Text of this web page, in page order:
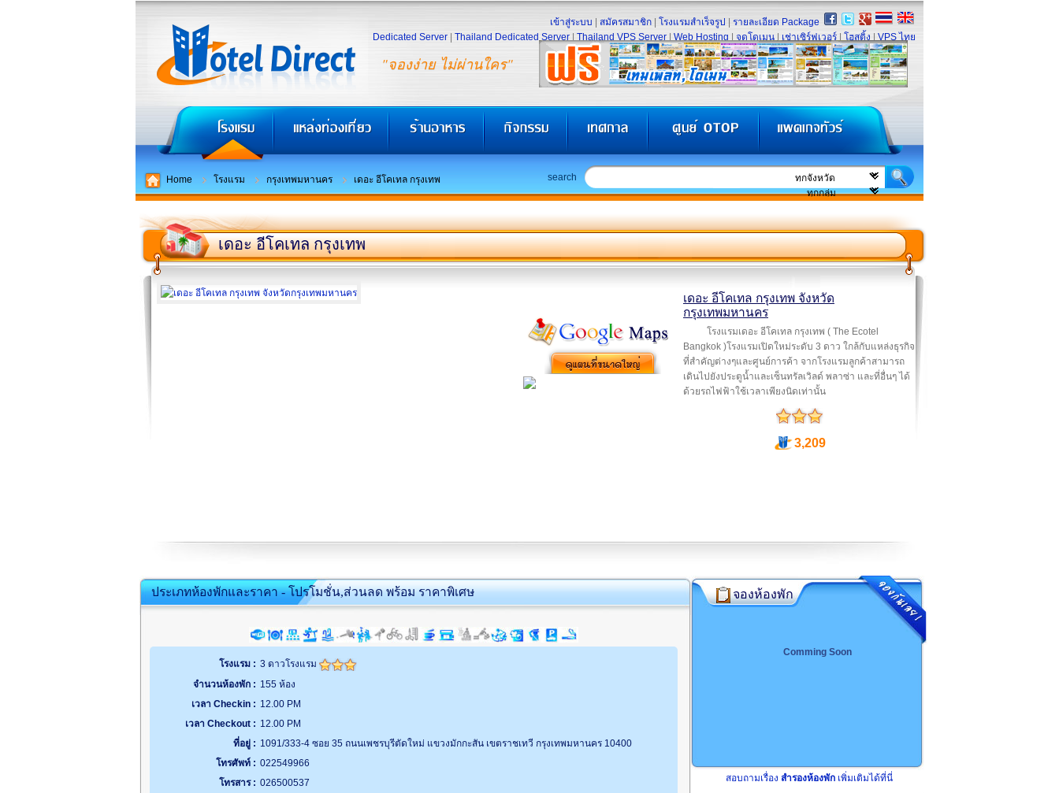
"จองง่าย ไม่ผ่านใคร"
เข้าสู่ระบบ สมัครสมาชิก โรงแรมสำเร็จรูป
รายละเอียด Package
Dedicated Server
Thailand Dedicated Server Thailand VPS Server Web Hosting จดโดเมน เช่าเซิร์ฟเวอร์ โฮสติ้ง VPS ไทย
Home โรงแรม กรุงเทพมหานคร เดอะ อีโคเทล กรุงเทพ search
เดอะ อีโคเทล กรุงเทพ
เดอะ อีโคเทล กรุงเทพ จังหวัด
กรุงเทพมหานคร
โรงแรมเดอะ อีโคเทล กรุงเทพ ( The Ecotel
Bangkok )โรงแรมเปิดใหม่ระดับ 3 ดาว ใกล้กับแหล่งธุรกิจ
ที่สำคัญต่างๆและศูนย์การค้า จากโรงแรมลูกค้าสามารถ
เดินไปยังประตูน้ำและเซ็นทรัลเวิลด์ พลาซ่า และที่อื่นๆ ได้
ด้วยรถไฟฟ้าใช้เวลาเพียงนิดเท่านั้น
3,209
ประเภทห้องพักและราคา - โปรโมชั่น,ส่วนลด พร้อม ราคาพิเศษ
โรงแรม : 3 ดาวโรงแรม
จำนวนห้องพัก : 155 ห้อง
เวลา Checkin : 12.00 PM
เวลา Checkout : 12.00 PM
ที่อยู่ : 1091/333-4 ซอย 35 ถนนเพชรบุรีตัดใหม่ แขวงมักกะสัน เขตราชเทวี กรุงเทพมหานคร 10400
โทรศัพท์ : 022549966
โทรสาร : 026500537
จองห้องพัก
Comming Soon
สอบถามเรื่อง สำรองห้องพัก เพิ่มเติมได้ที่นี่